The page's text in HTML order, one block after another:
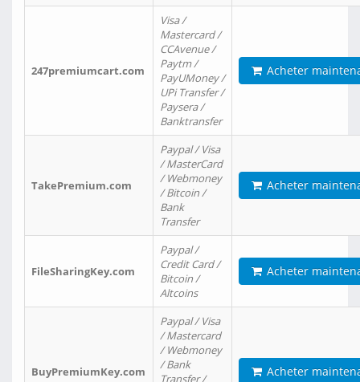
247premiumcart.com
Visa /
Mastercard /
CCAvenue /
Paytm /
PayUMoney /
UPi Transfer /
Paysera /
Banktransfer
Acheter
TakePremium.com
Paypal / Visa
/ MasterCard
/ Webmoney
/ Bitcoin /
Bank
Transfer
Acheter
FileSharingKey.com
Paypal /
Credit Card /
Bitcoin /
Altcoins
Acheter
BuyPremiumKey.com
Paypal / Visa
/ Mastercard
/ Webmoney
/ Bank
Transfer /
Acheter